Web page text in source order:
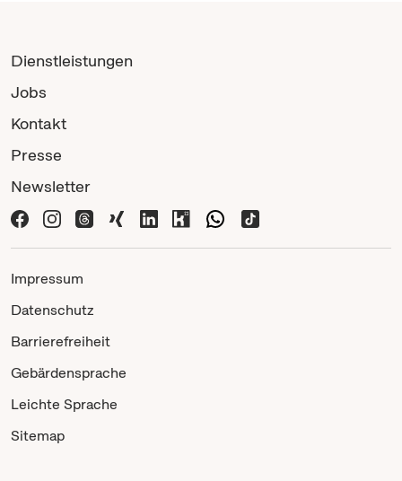
Dienstleistungen
Jobs
Kontakt
Presse
Newsletter
Impressum
Datenschutz
Barrierefreiheit
Gebärdensprache
Leichte Sprache
Sitemap